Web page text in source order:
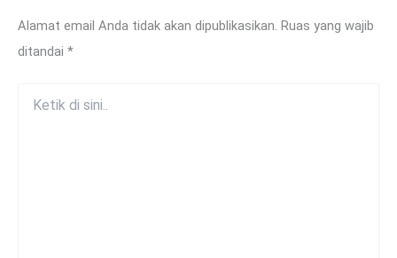
Alamat email Anda tidak akan dipublikasikan. Ruas yang wajib
ditandai *